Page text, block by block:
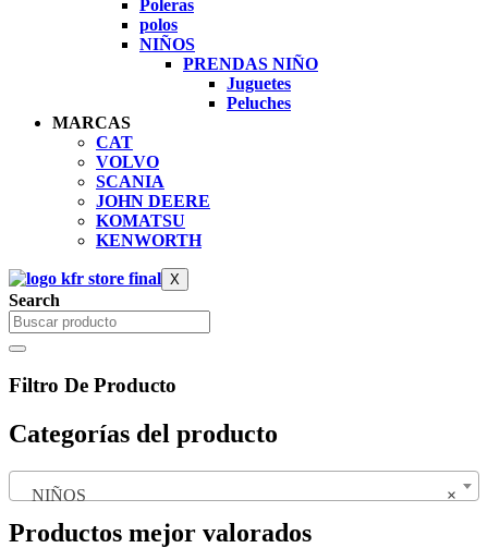
Poleras
polos
NIÑOS
PRENDAS NIÑO
Juguetes
Peluches
MARCAS
CAT
VOLVO
SCANIA
JOHN DEERE
KOMATSU
KENWORTH
X
Search
Filtro De Producto
Categorías del producto
×
NIÑOS
Productos mejor valorados